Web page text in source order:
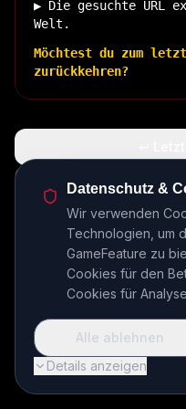
▶ Die gesuchte
Welt.
Möchtest du zum
zurückkehren?
🏠
INSERT
Datenschutz &
Wir verwenden
Technologien, um
GameFeature zu
Cookies für den
Cookies für
Details anzeigen
Alle ablehnen